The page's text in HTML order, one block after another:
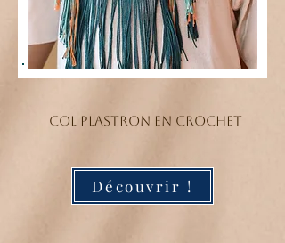
Col plastron en crochet
Découvrir !